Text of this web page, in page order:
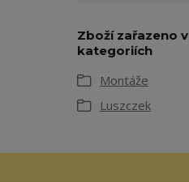
Zboží zařazeno v
kategoriích
Montáže
Luszczek